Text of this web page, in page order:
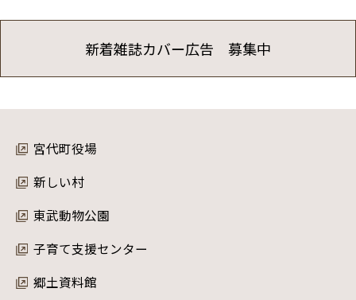
新着雑誌カバー広告 募集中
宮代町役場
新しい村
東武動物公園
子育て支援センター
郷土資料館